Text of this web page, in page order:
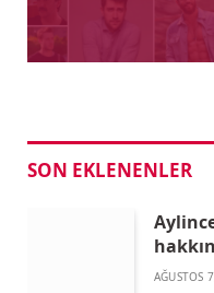
SON EKLENENLER
AĞUSTOS